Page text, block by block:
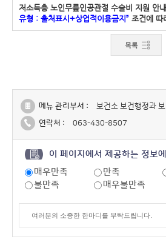
저소득층 노인무릎인공관절 수술비 지원 안
유형 : 출처표시+상업적이용금지” 조건에 따
메뉴 관리부서 :
보건소 보건행정과
연락처 :
063-430-8507
이 페이지에서 제공하는 정보
매우만족
만족
불만족
매우불만족